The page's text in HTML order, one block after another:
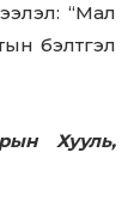
“Мал
бэлтгэл
Хууль,